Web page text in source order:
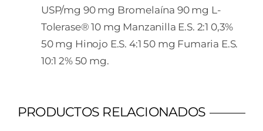
USP/mg 90 mg Bromelaína 90 mg L-
Tolerase® 10 mg Manzanilla E.S. 2:1 0,3%
50 mg Hinojo E.S. 4:1 50 mg Fumaria E.S.
10:1 2% 50 mg.
PRODUCTOS RELACIONADOS